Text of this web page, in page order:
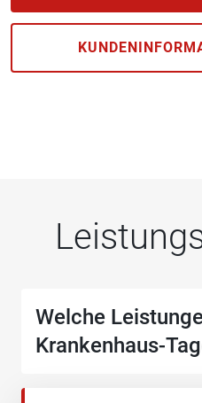
Welche
Krankenhaus-